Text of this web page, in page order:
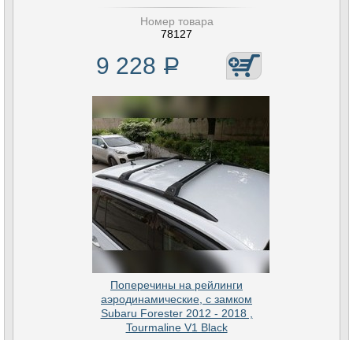
Номер товара
78127
9 228 Р
Поперечины на рейлинги
аэродинамические, с замком
Subaru Forester 2012 - 2018 ,
Tourmaline V1 Black